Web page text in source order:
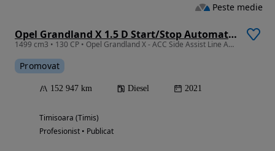
Opel Grandland X 1.5 D Start/Stop Automatik Business Elegance
1499 cm3 • 130 CP • Opel Grandland X - ACC Side Assist Line Assist Ambientale
Promovat
152 947 km Diesel 2021
Timisoara (Timis)
Profesionist • Publicat
Peste medie